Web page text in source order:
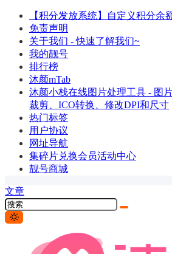
【积分发放系统】自定义积分余
免责声明
关于我们 - 快速了解我们~
我的靓号
排行榜
沐颜mTab
沐颜小栈在线图片处理工具 - 图
裁剪、ICO转换、修改DPI和尺寸
热门标签
用户协议
网址导航
集碎片兑换会员活动中心
靓号商城
文章